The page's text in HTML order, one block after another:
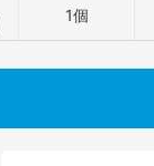
1個